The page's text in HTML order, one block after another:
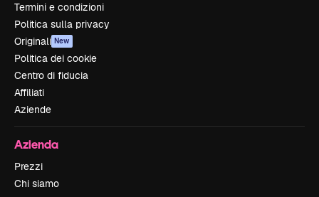
Termini e condizioni
Politica sulla privacy
Originali New
Politica dei cookie
Centro di fiducia
Affiliati
Aziende
Azienda
Prezzi
Chi siamo